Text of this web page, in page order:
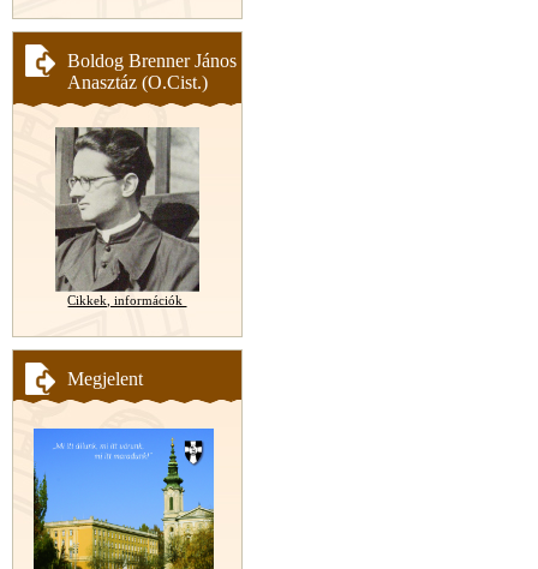
Boldog Brenner János
Anasztáz (O.Cist.)
Cikkek, információk
Megjelent